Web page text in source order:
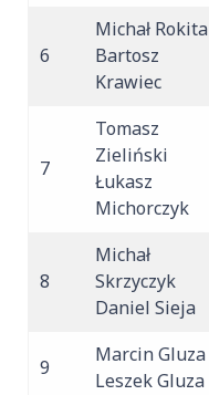
6
Michał Rokita
Bartosz
Krawiec
7
Tomasz
Zieliński
Łukasz
Michorczyk
8
Michał
Skrzyczyk
Daniel Sieja
9
Marcin Gluza
Leszek Gluza